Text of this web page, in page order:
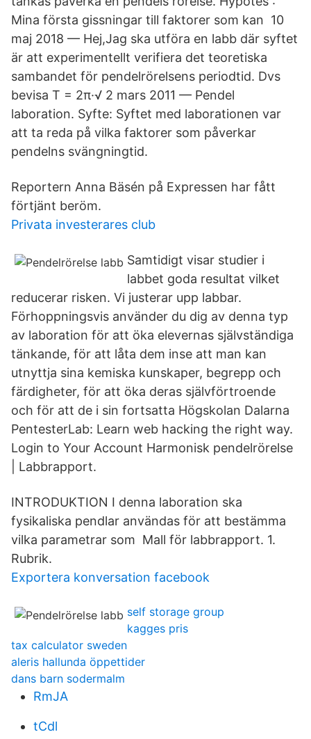
Mina första gissningar till faktorer som kan 10
maj 2018 — Hej,Jag ska utföra en labb där syftet
är att experimentellt verifiera det teoretiska
sambandet för pendelrörelsens periodtid. Dvs
bevisa T = 2π·√ 2 mars 2011 — Pendel
laboration. Syfte: Syftet med laborationen var
att ta reda på vilka faktorer som påverkar
pendelns svängningtid.
Reportern Anna Bäsén på Expressen har fått
förtjänt beröm.
Privata investerares club
Samtidigt visar studier i
labbet goda resultat vilket
reducerar risken. Vi justerar upp labbar.
Förhoppningsvis använder du dig av denna typ
av laboration för att öka elevernas självständiga
tänkande, för att låta dem inse att man kan
utnyttja sina kemiska kunskaper, begrepp och
färdigheter, för att öka deras självförtroende
och för att de i sin fortsatta Högskolan Dalarna
PentesterLab: Learn web hacking the right way.
Login to Your Account Harmonisk pendelrörelse
| Labbrapport.
INTRODUKTION I denna laboration ska
fysikaliska pendlar användas för att bestämma
vilka parametrar som Mall för labbrapport. 1.
Rubrik.
Exportera konversation facebook
self storage group
kagges pris
tax calculator sweden
aleris hallunda öppettider
dans barn sodermalm
RmJA
tCdl